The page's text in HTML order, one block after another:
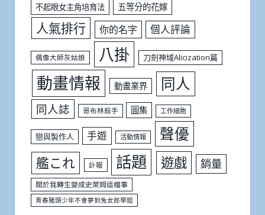
不起眼女主角培育法 五等分的花嫁
人氣排行 你的名字 個人評論
偶像大師灰姑娘 八掛 刀劍神域Alicization篇
動畫情報 動畫業界 同人
同人誌 哥布林殺手 圖集 工作細胞
戀與製作人 手遊 活動情報 聲優
艦これ 訃報 話題 遊戲 銷量
關於我轉生變成史萊姆這檔事
青春豬頭少年不會夢到兔女郎學姐